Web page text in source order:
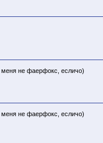
меня не фаерфокс, есличо)
меня не фаерфокс, есличо)